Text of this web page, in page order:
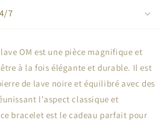
7
OM est une pièce magnifique et
à la fois élégante et durable. Il est
de lave noire et équilibré avec des
l'aspect classique et
bracelet est le cadeau parfait pour